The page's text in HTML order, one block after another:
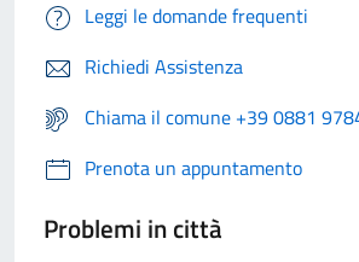
Leggi le domande frequenti
Richiedi Assistenza
Chiama il comune +39 0881
Prenota un appuntamento
Problemi in città